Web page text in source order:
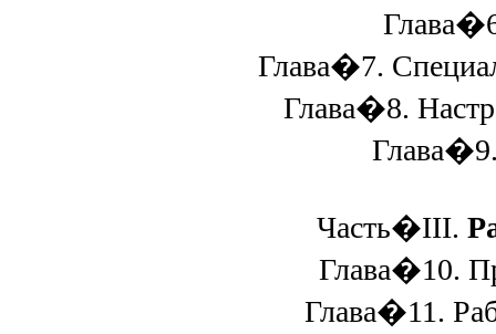
Глава�7.
Глава�8.
Глава�9.
Часть�III.
Глава�10.
Глава�11.